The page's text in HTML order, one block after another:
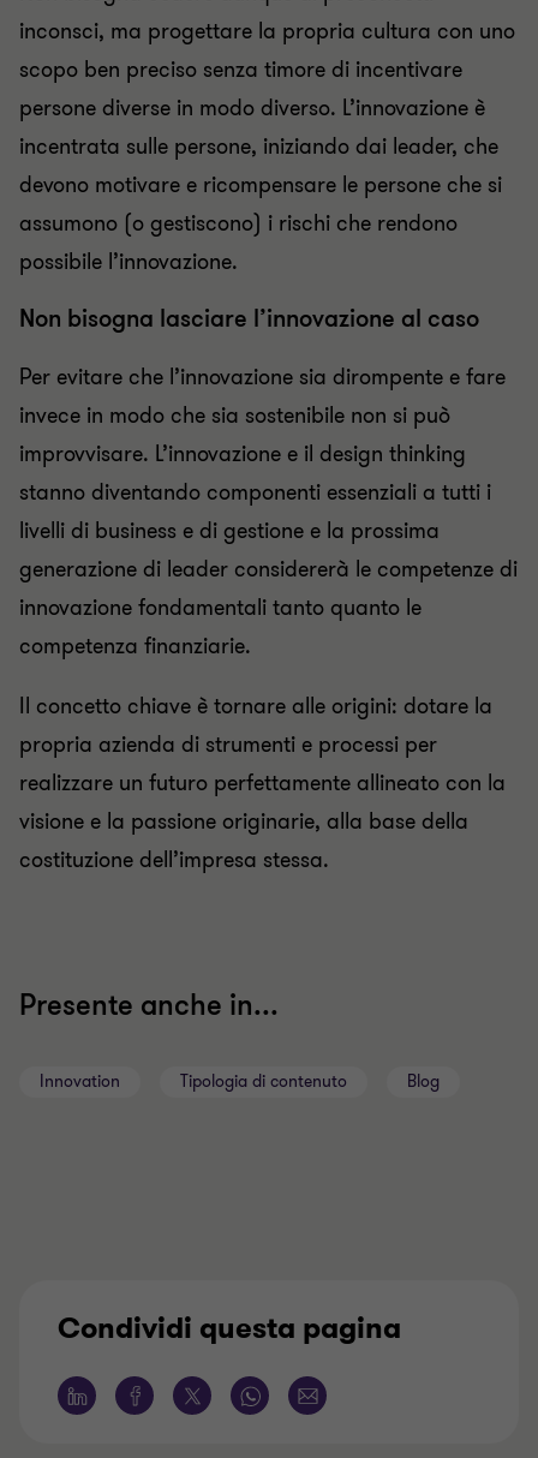
inconsci, ma progettare la propria cultura con uno
scopo ben preciso senza timore di incentivare
persone diverse in modo diverso. L’innovazione è
incentrata sulle persone, iniziando dai leader, che
devono motivare e ricompensare le persone che si
assumono (o gestiscono) i rischi che rendono
possibile l’innovazione.
Non bisogna lasciare l’innovazione al caso
Per evitare che l’innovazione sia dirompente e fare
invece in modo che sia sostenibile non si può
improvvisare. L’innovazione e il design thinking
stanno diventando componenti essenziali a tutti i
livelli di business e di gestione e la prossima
generazione di leader considererà le competenze di
innovazione fondamentali tanto quanto le
competenza finanziarie.
Il concetto chiave è tornare alle origini: dotare la
propria azienda di strumenti e processi per
realizzare un futuro perfettamente allineato con la
visione e la passione originarie, alla base della
costituzione dell’impresa stessa.
Presente anche in...
Innovation Tipologia di contenuto Blog
Condividi questa pagina